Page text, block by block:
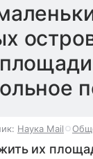
Наука Mail
их